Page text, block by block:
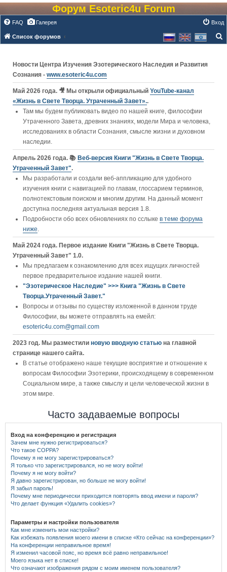
Форум Esoteric4u Forum
FAQ Галерея Вход
Список форумов
Новости Центра Изучения Эзотерического Наследия и Развития
Сознания - www.esoteric4u.com
Май 2026 года. 🎥 Мы открыли официальный YouTube‑канал
«Жизнь в Свете Творца. Утраченный Завет»..
Там мы будем публиковать видео по нашей книге, философии
Утраченного Завета, древних знаниях, модели Мира и человека,
исследованиях в области Сознания, смысле жизни и духовном
наследии.
Апрель 2026 года. 📚 Веб-версия Книги "Жизнь в Свете Творца.
Утраченный Завет".
Мы разработали и создали веб-аппликацию для удобного
изучения книги c навигацией по главам, глоссарием терминов,
полнотекстовым поиском и многим другим. На данный момент
доступна последняя актуальная версия 1.8.
Подробности обо всех обновлениях по сслыке в теме форума
ниже.
Май 2024 года. Первое издание Книги "Жизнь в Свете Творца.
Утраченный Завет" 1.0.
Мы предлагаем к ознакомлению для всех ищущих личностей
первое предварительное издание нашей книги.
"Эзотерическое Наследие" >>> Книга "Жизнь в Свете
Творца.Утраченный Завет."
Вопросы и отзывы по существу изложенной в данном труде
Философии, вы можете отправлять на емейл:
esoteric4u.com@gmail.com
2023 год. Мы разместили новую вводную статью на главной
странице нашего сайта.
В статье отображено наше текущие восприятие и отношение к
вопросам Философии Эзотерики, происходящему в современном
Социальном мире, а также смыслу и цели человеческой жизни в
этом мире.
Часто задаваемые вопросы
Вход на конференцию и регистрация
Зачем мне нужно регистрироваться?
Что такое COPPA?
Почему я не могу зарегистрироваться?
Я только что зарегистрировался, но не могу войти!
Почему я не могу войти?
Я давно зарегистрирован, но больше не могу войти!
Я забыл пароль!
Почему мне периодически приходится повторять ввод имени и пароля?
Что делает функция «Удалить cookies»?
Параметры и настройки пользователя
Как мне изменить мои настройки?
Как избежать появления моего имени в списке «Кто сейчас на конференции»?
На конференции неправильное время!
Я изменил часовой пояс, но время всё равно неправильное!
Моего языка нет в списке!
Что означают изображения рядом с моим именем пользователя?